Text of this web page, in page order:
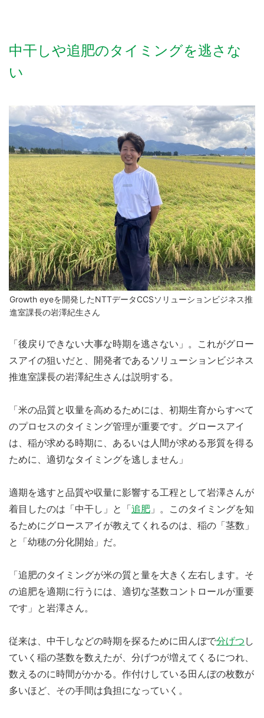
中干しや追肥のタイミングを逃さな
い
Growth eyeを開発したNTTデータCCSソリューションビジネス推
進室課長の岩澤紀生さん
「後戻りできない大事な時期を逃さない」。これがグロー
スアイの狙いだと、開発者であるソリューションビジネス
推進室課長の岩澤紀生さんは説明する。
「米の品質と収量を高めるためには、初期生育からすべて
のプロセスのタイミング管理が重要です。グロースアイ
は、稲が求める時期に、あるいは人間が求める形質を得る
ために、適切なタイミングを逃しません」
適期を逃すと品質や収量に影響する工程として岩澤さんが
着目したのは「中干し」と「追肥 」。このタイミングを知
るためにグロースアイが教えてくれるのは、稲の「茎数」
と「幼穂の分化開始」だ。
「追肥のタイミングが米の質と量を大きく左右します。そ
の追肥を適期に行うには、適切な茎数コントロールが重要
です」と岩澤さん。
従来は、中干しなどの時期を探るために田んぼで分げつ し
ていく稲の茎数を数えたが、分げつが増えてくるにつれ、
数えるのに時間がかかる。作付けしている田んぼの枚数が
多いほど、その手間は負担になっていく。